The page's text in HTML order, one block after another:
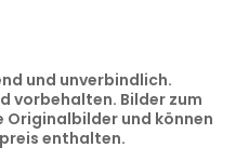
und unverbindlich.
vorbehalten. Bilder zum
Originalbilder und können
enthalten.